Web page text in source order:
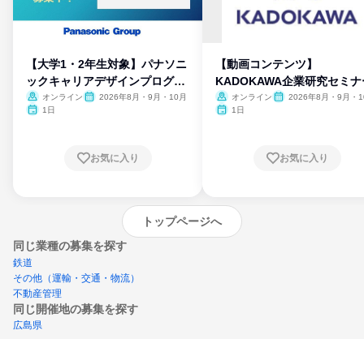
【大学1・2年生対象】パナソニ
ックキャリアデザインプログラ
ム
オンライン
2026年8月・9月・10月
1日
お気に入り
【動画コンテンツ】
KADOKAWA企業研究セミナ
オンライン
2026年8月・9月・
1日
お気に入り
トップページへ
同じ業種の募集を探す
鉄道
その他（運輸・交通・物流）
不動産管理
同じ開催地の募集を探す
広島県